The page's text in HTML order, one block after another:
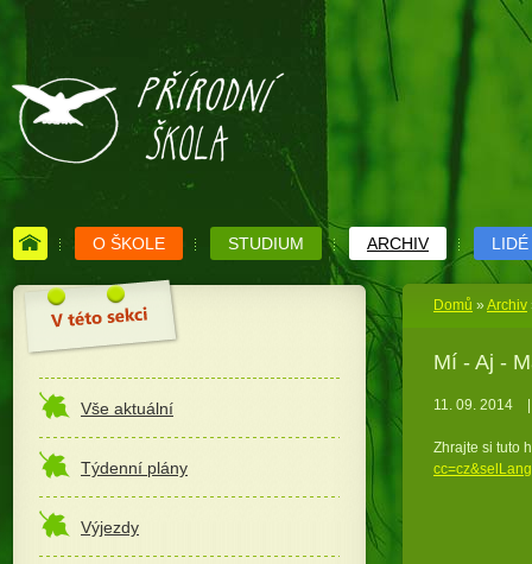
O ŠKOLE STUDIUM ARCHIV LIDÉ
Vše aktuální
Týdenní plány
Výjezdy
Domů » Archiv
Mí - Aj -
11. 09. 2014
Zhrajte si tuto